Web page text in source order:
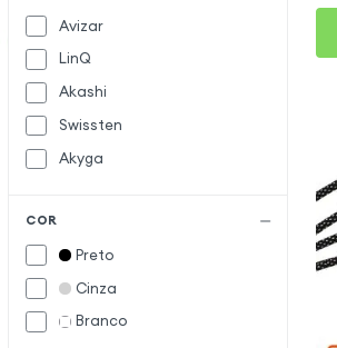
Avizar
LinQ
Akashi
Swissten
Akyga
COR
Preto
Cinza
Branco